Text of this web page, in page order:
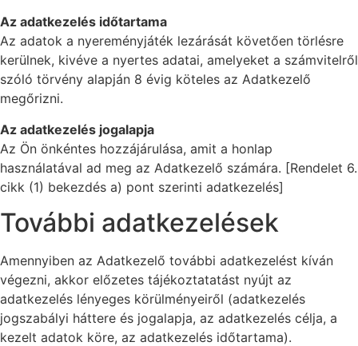
Az adatkezelés időtartama
Az adatok a nyereményjáték lezárását követően törlésre
kerülnek, kivéve a nyertes adatai, amelyeket a számvitelről
szóló törvény alapján 8 évig köteles az Adatkezelő
megőrizni.
Az adatkezelés jogalapja
Az Ön önkéntes hozzájárulása, amit a honlap
használatával ad meg az Adatkezelő számára. [Rendelet 6.
cikk (1) bekezdés a) pont szerinti adatkezelés]
További adatkezelések
Amennyiben az Adatkezelő további adatkezelést kíván
végezni, akkor előzetes tájékoztatatást nyújt az
adatkezelés lényeges körülményeiről (adatkezelés
jogszabályi háttere és jogalapja, az adatkezelés célja, a
kezelt adatok köre, az adatkezelés időtartama).